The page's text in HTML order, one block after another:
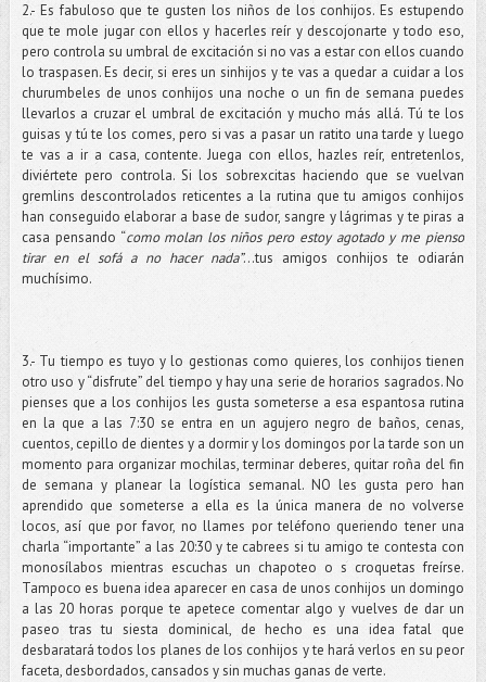
2.- Es fabuloso que te gusten los niños de los conhijos. Es estupendo
que te mole jugar con ellos y hacerles reír y descojonarte y todo eso,
pero controla su umbral de excitación si no vas a estar con ellos cuando
lo traspasen. Es decir, si eres un sinhijos y te vas a quedar a cuidar a los
churumbeles de unos conhijos una noche o un fin de semana puedes
llevarlos a cruzar el umbral de excitación y mucho más allá. Tú te los
guisas y tú te los comes, pero si vas a pasar un ratito una tarde y luego
te vas a ir a casa, contente. Juega con ellos, hazles reír, entretenlos,
diviértete pero controla. Si los sobrexcitas haciendo que se vuelvan
gremlins descontrolados reticentes a la rutina que tu amigos conhijos
han conseguido elaborar a base de sudor, sangre y lágrimas y te piras a
casa pensando “como molan los niños pero estoy agotado y me pienso
tirar en el sofá a no hacer nada”…tus amigos conhijos te odiarán
muchísimo.
3.- Tu tiempo es tuyo y lo gestionas como quieres, los conhijos tienen
otro uso y “disfrute” del tiempo y hay una serie de horarios sagrados. No
pienses que a los conhijos les gusta someterse a esa espantosa rutina
en la que a las 7:30 se entra en un agujero negro de baños, cenas,
cuentos, cepillo de dientes y a dormir y los domingos por la tarde son un
momento para organizar mochilas, terminar deberes, quitar roña del fin
de semana y planear la logística semanal. NO les gusta pero han
aprendido que someterse a ella es la única manera de no volverse
locos, así que por favor, no llames por teléfono queriendo tener una
charla “importante” a las 20:30 y te cabrees si tu amigo te contesta con
monosílabos mientras escuchas un chapoteo o s croquetas freírse.
Tampoco es buena idea aparecer en casa de unos conhijos un domingo
a las 20 horas porque te apetece comentar algo y vuelves de dar un
paseo tras tu siesta dominical, de hecho es una idea fatal que
desbaratará todos los planes de los conhijos y te hará verlos en su peor
faceta, desbordados, cansados y sin muchas ganas de verte.